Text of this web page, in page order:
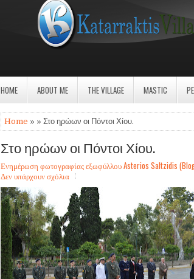
HOME ABOUT ME THE VILLAGE MASTIC
Home » » Στο ηρώων οι Πόντοι Χίου.
Στο ηρώων οι Πόντοι Χίου.
Ενημέρωση φωτογραφίας εξωφύλλου Asterios Saltzidis
Δεν υπάρχουν σχόλια